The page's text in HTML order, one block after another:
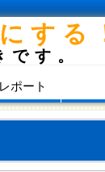
する
です。
ポート